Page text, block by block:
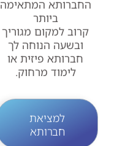
החברותא המתאימה
ביותר
קרוב למקום מגוריך
ובשעה הנוחה לך
חברותא פיזית או
לימוד מרחוק.
למציאת
חברותא